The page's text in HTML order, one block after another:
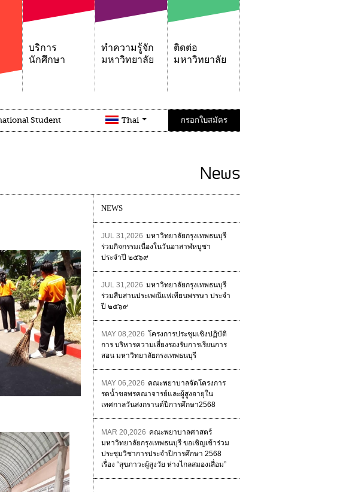
บริการ
นักศึกษา
ทำความรู้จัก
มหาวิทยาลัย
ติดต่อ
มหาวิทยาลัย
Student Thai กรอกใบสมัคร
News
NEWS
JUL 31,2026 มหาวิทยาลัยกรุงเทพธนบุรี
ร่วมกิจกรรมเนื่องในวันอาสาฬหบูชา
ประจำปี ๒๕๖๙
JUL 31,2026 มหาวิทยาลัยกรุงเทพธนบุรี
ร่วมสืบสานประเพณีแห่เทียนพรรษา ประจำ
ปี ๒๕๖๙
MAY 08,2026 โครงการประชุมเชิงปฏิบัติ
การ บริหารความเสี่ยงรองรับการเรียนการ
สอน มหาวิทยาลัยกรงเทพธนบุรี
MAY 06,2026 คณะพยาบาลจัดโครงการ
รดน้ำขอพรคณาจารย์และผู้สูงอายุใน
เทศกาลวันสงกรานต์ปีการศึกษา2568
MAR 20,2026 คณะพยาบาลศาสตร์
มหาวิทยาลัยกรุงเทพธนบุรี ขอเชิญเข้าร่วม
ประชุมวิชาการประจำปีการศึกษา 2568
เรื่อง “สุขภาวะผู้สูงวัย ห่างไกลสมองเสื่อม”